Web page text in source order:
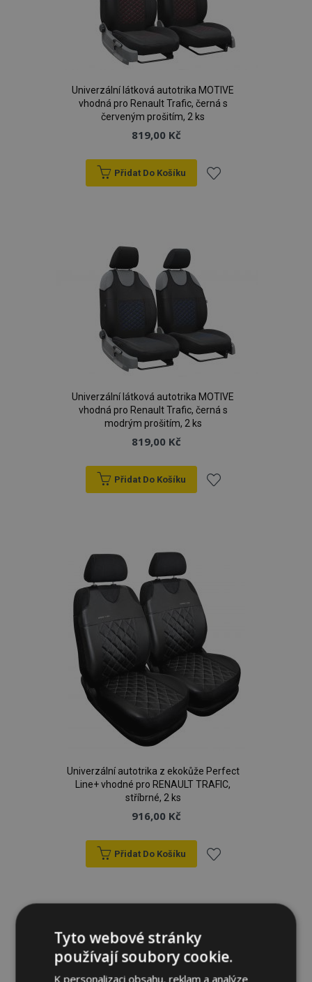
Univerzální látková autotrika MOTIVE
vhodná pro Renault Trafic, černá s
červeným prošitím, 2 ks
819,00 Kč
Přidat Do Košíku
Univerzální látková autotrika MOTIVE
vhodná pro Renault Trafic, černá s
modrým prošitím, 2 ks
819,00 Kč
Přidat Do Košíku
Univerzální autotrika z ekokůže Perfect
Line+ vhodné pro RENAULT TRAFIC,
stříbrné, 2 ks
916,00 Kč
Přidat Do Košíku
k
oblíbeným
Tyto webové stránky
používají soubory cookie.
K personalizaci obsahu, reklam a analýze